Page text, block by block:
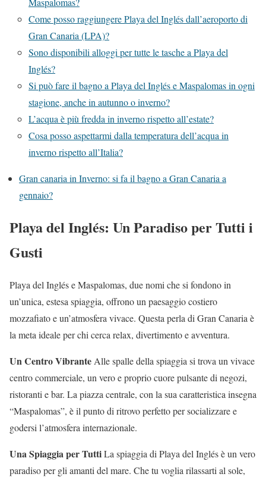
Come posso raggiungere Playa del Inglés dall’aeroporto di
Gran Canaria (LPA)?
Sono disponibili alloggi per tutte le tasche a Playa del
Inglés?
Si può fare il bagno a Playa del Inglés e Maspalomas in ogni
stagione, anche in autunno o inverno?
L’acqua è più fredda in inverno rispetto all’estate?
Cosa posso aspettarmi dalla temperatura dell’acqua in
inverno rispetto all’Italia?
Gran canaria in Inverno: si fa il bagno a Gran Canaria a
gennaio?
Playa del Inglés: Un Paradiso per Tutti i
Gusti
Playa del Inglés e Maspalomas, due nomi che si fondono in
un’unica, estesa spiaggia, offrono un paesaggio costiero
mozzafiato e un’atmosfera vivace. Questa perla di Gran Canaria è
la meta ideale per chi cerca relax, divertimento e avventura.
Un Centro VibranteAlle spalle della spiaggia si trova un vivace
centro commerciale, un vero e proprio cuore pulsante di negozi,
ristoranti e bar. La piazza centrale, con la sua caratteristica insegna
“Maspalomas”, è il punto di ritrovo perfetto per socializzare e
godersi l’atmosfera internazionale.
Una Spiaggia per TuttiLa spiaggia di Playa del Inglés è un vero
paradiso per gli amanti del mare. Che tu voglia rilassarti al sole,